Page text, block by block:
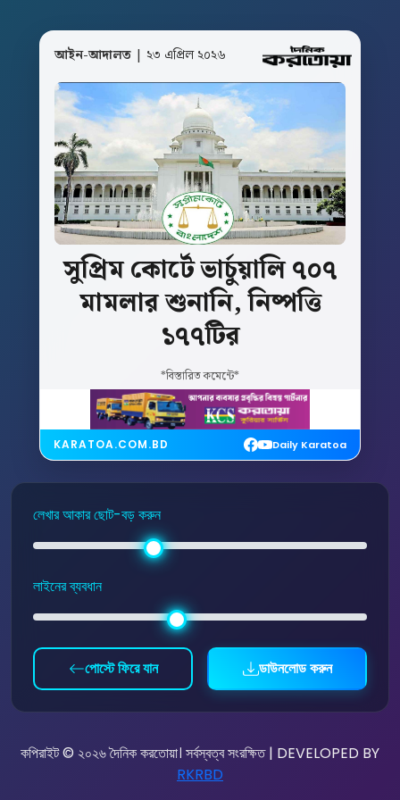
আইন-আদালত | ২৩ এপ্রিল ২০২৬
সুপ্রিমকোর্টেভার্চুয়ালি৭০৭
মামলারশুনানি,নিষ্পত্তি
১৭৭টির
*বিস্তারিত কমেন্টে*
KARATOA.COM.BD Daily Karatoa
লেখার আকার ছোট-বড় করুন
লাইনের ব্যবধান
পোস্টে ফিরে যান ডাউনলোড করুন
কপিরাইট © ২০২৬ দৈনিক করতোয়া। সর্বস্বত্ব সংরক্ষিত | DEVELOPED BY
RKRBD